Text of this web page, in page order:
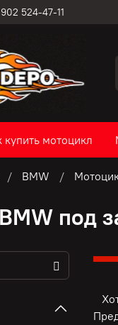
524-47-11
купить мотоцикл
BMW
под